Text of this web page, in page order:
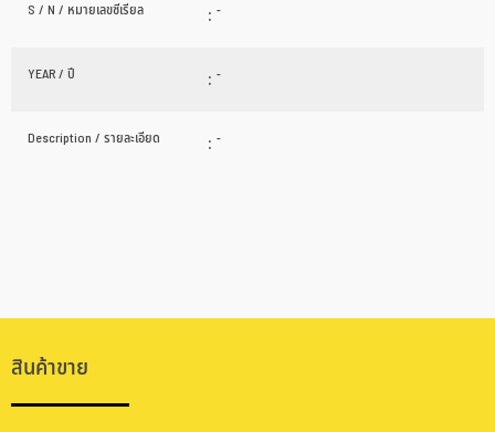
S / N / หมายเลขซีเรียล : -
YEAR / ปี : -
Description / รายละเอียด : -
สินค้าขาย